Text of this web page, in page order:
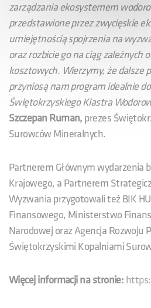
zarządzania ekosystemem
przedstawione przez zwycięskie
umiejętnością spojrzenia na
oraz rozbicie go na ciąg zależnych
kosztowych. Wierzymy, że dalsze
przyniosą nam program idealnie
Świętokrzyskiego Klastra
Szczepan Ruman, prezes
Surowców Mineralnych.
Partnerem Głównym wydarzenia
Krajowego, a Partnerem
Wyzwania przygotowali też BIK
Finansowego, Ministerstwo
Narodowej oraz Agencja Rozwoju
Świętokrzyskimi Kopalniami
Więcej informacji na stronie: